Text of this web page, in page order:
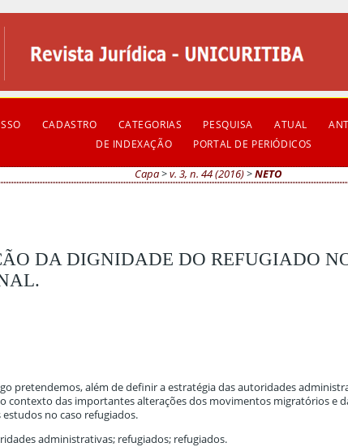
CADASTRO CATEGORIAS PESQUISA ATUAL
DE INDEXAÇÃO
PORTAL DE PERIÓDICOS
Capa>v. 3, n. 44 (2016)>NETO
DA DIGNIDADE DO REFUGIADO
pretendemos, além de definir a estratégia das autoridades
contexto das importantes alterações dos movimentos migratórios e
no caso refugiados.
administrativas; refugiados; refugiados.